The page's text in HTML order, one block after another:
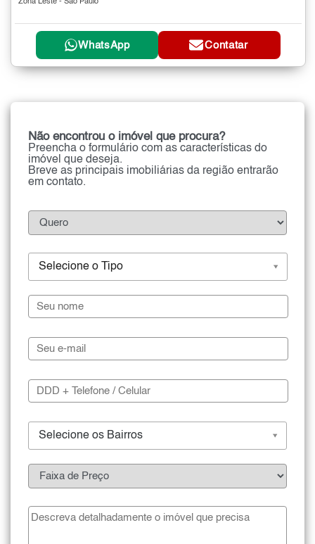
Zona Leste - São Paulo
WhatsApp Contatar
Não encontrou o imóvel que procura?
Preencha o formulário com as características do
imóvel que deseja.
Breve as principais imobiliárias da região entrarão
em contato.
Selecione o Tipo
Selecione os Bairros